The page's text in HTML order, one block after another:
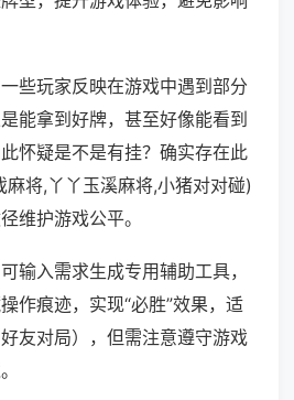
些玩家反映在游戏中遇到部分
能拿到好牌，甚至好像能看到
怀疑是不是有挂？确实存在此
将,丫丫玉溪麻将,小猪对对碰)
维护游戏公平。
输入需求生成专用辅助工具，
作痕迹，实现“必胜”效果，适
友对局），但需注意遵守游戏